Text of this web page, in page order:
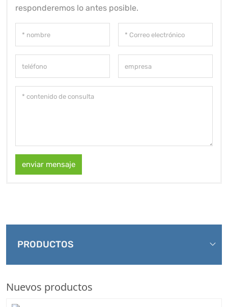
responderemos lo antes posible.
enviar mensaje
PRODUCTOS
Nuevos productos